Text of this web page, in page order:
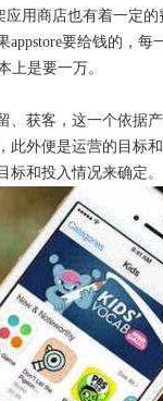
用商店也有着一定
要给钱的，
上是要一万。
、获客，这一个依据
此外便是运营的目标
和投入情况来确定。